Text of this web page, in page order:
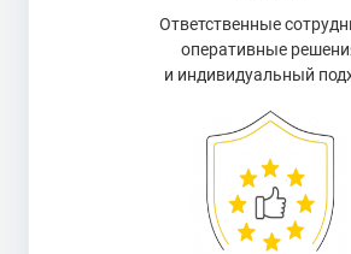
Ответственные
оперативные
и индивидуальный